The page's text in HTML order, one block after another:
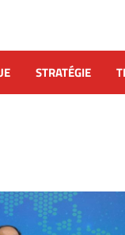
STRATÉGIE